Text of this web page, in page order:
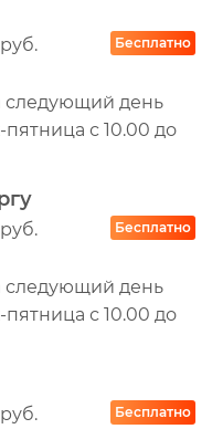
Бесплатно
следующий день
с 10.00 до
Бесплатно
следующий день
с 10.00 до
Бесплатно